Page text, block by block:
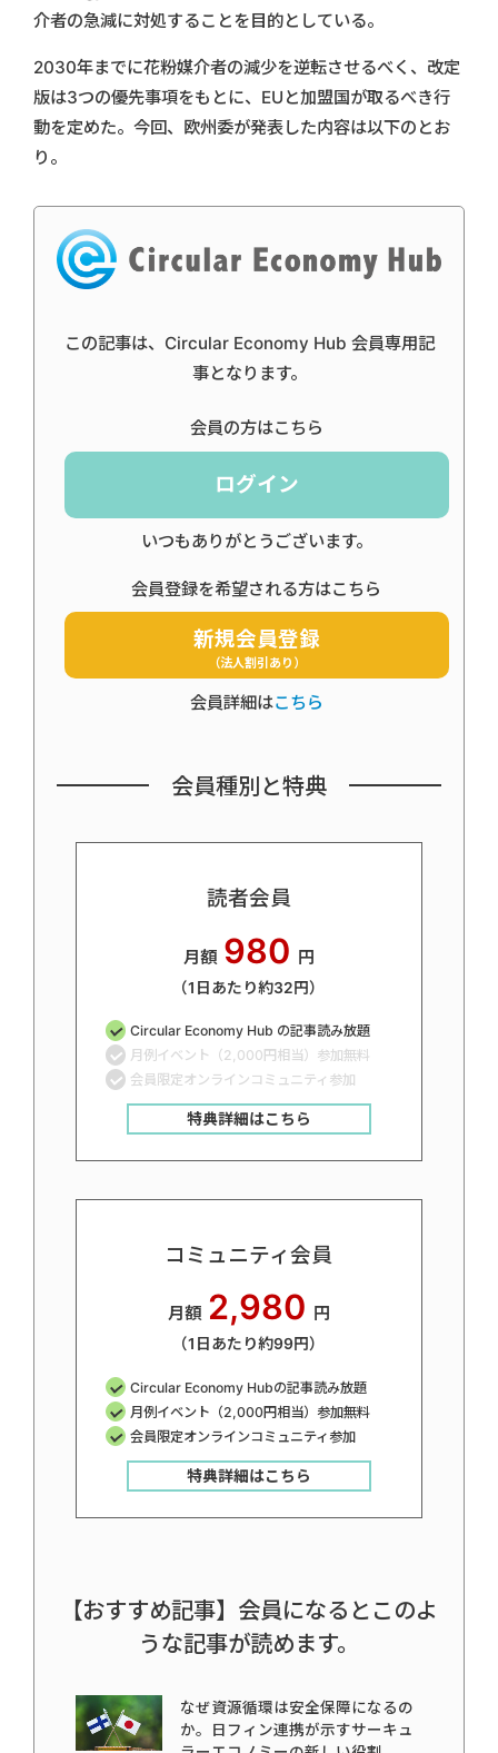
介者の急減に対処することを目的としている。
2030年までに花粉媒介者の減少を逆転させるべく、改定
版は3つの優先事項をもとに、EUと加盟国が取るべき行
動を定めた。今回、欧州委が発表した内容は以下のとお
り。
この記事は、Circular Economy Hub 会員専用記
事となります。
会員の方はこちら
ログイン
いつもありがとうございます。
会員登録を希望される方はこちら
新規会員登録
（法人割引あり）
会員詳細はこちら
会員種別と特典
読者会員
月額 980 円
（1日あたり約32円）
Circular Economy Hub の記事読み放題
月例イベント（2,000円相当）参加無料
会員限定オンラインコミュニティ参加
特典詳細はこちら
コミュニティ会員
月額 2,980 円
（1日あたり約99円）
Circular Economy Hubの記事読み放題
月例イベント（2,000円相当）参加無料
会員限定オンラインコミュニティ参加
特典詳細はこちら
【おすすめ記事】会員になるとこのよ
うな記事が読めます。
なぜ資源循環は安全保障になるの
か。日フィン連携が示すサーキュ